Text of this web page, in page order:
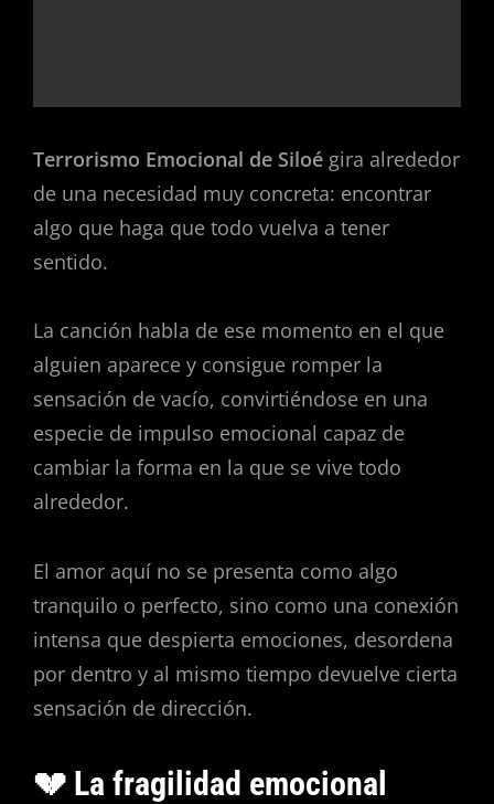
Terrorismo Emocional de Siloé gira alrededor
de una necesidad muy concreta: encontrar
algo que haga que todo vuelva a tener
sentido.
La canción habla de ese momento en el que
alguien aparece y consigue romper la
sensación de vacío, convirtiéndose en una
especie de impulso emocional capaz de
cambiar la forma en la que se vive todo
alrededor.
El amor aquí no se presenta como algo
tranquilo o perfecto, sino como una conexión
intensa que despierta emociones, desordena
por dentro y al mismo tiempo devuelve cierta
sensación de dirección.
💔 La fragilidad emocional